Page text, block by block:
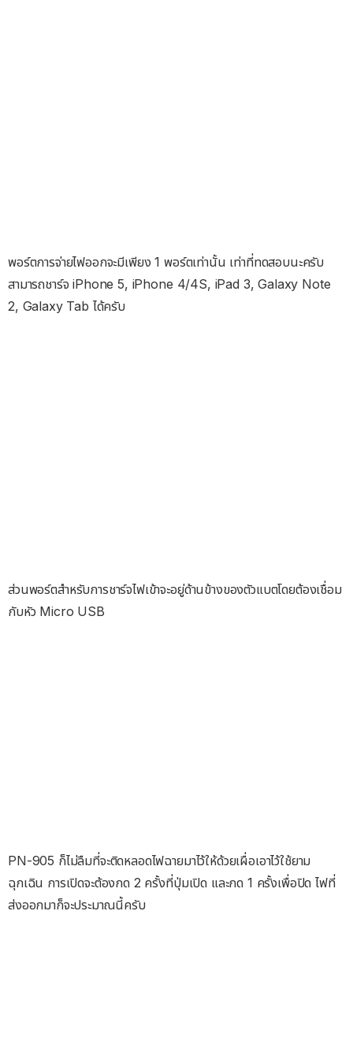
พอร์ตการจ่ายไฟออกจะมีเพียง 1 พอร์ตเท่านั้น เท่าที่ทดสอบนะครับ
สามารถชาร์จ iPhone 5, iPhone 4/4S, iPad 3, Galaxy Note
2, Galaxy Tab ได้ครับ
ส่วนพอร์ตสำหรับการชาร์จไฟเข้าจะอยู่ด้านข้างของตัวแบตโดยต้องเชื่อม
กับหัว Micro USB
PN-905 ก็ไม่ลืมที่จะติดหลอดไฟฉายมาไว้ให้ด้วยเผื่อเอาไว้ใช้ยาม
ฉุกเฉิน การเปิดจะต้องกด 2 ครั้งที่ปุ่มเปิด และกด 1 ครั้งเพื่อปิด ไฟที่
ส่งออกมาก็จะประมาณนี้ครับ